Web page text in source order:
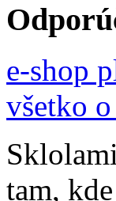
e-shop
všetko
tam,